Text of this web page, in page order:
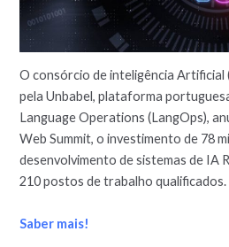
O consórcio de inteligência Artificial
pela Unbabel, plataforma
Language Operations (LangOps),
Web Summit, o investimento de 78
desenvolvimento de sistemas de IA
210 postos de trabalho qualificados.
Saber mais!